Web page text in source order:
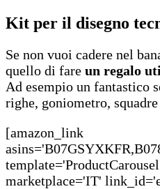
Kit per il disegno
Se non vuoi cadere nel
quello di fare un regalo
Ad esempio un fantastico
righe, goniometro,
[amazon_link
marketplace='IT'